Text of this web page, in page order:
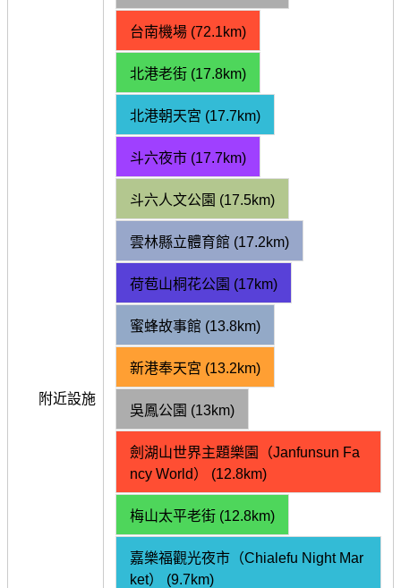
附近設施
台南機場 (72.1km)
北港老街 (17.8km)
北港朝天宮 (17.7km)
斗六夜市 (17.7km)
斗六人文公園 (17.5km)
雲林縣立體育館 (17.2km)
荷苞山桐花公園 (17km)
蜜蜂故事館 (13.8km)
新港奉天宮 (13.2km)
吳鳳公園 (13km)
劍湖山世界主題樂園（Janfunsun Fa
ncy World） (12.8km)
梅山太平老街 (12.8km)
嘉樂福觀光夜市（Chialefu Night Mar
ket） (9.7km)